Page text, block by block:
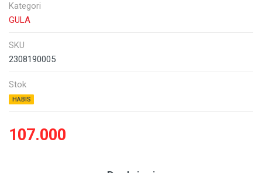
Kategori
GULA
SKU
2308190005
Stok
HABIS
107.000